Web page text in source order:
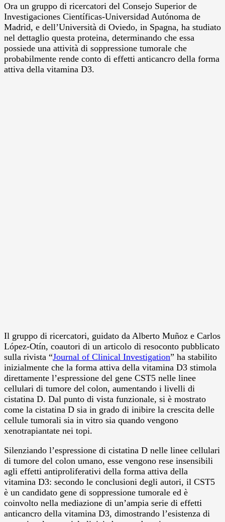
Ora un gruppo di ricercatori del Consejo Superior de
Investigaciones Científicas-Universidad Autónoma de
Madrid, e dell’Università di Oviedo, in Spagna, ha studiato
nel dettaglio questa proteina, determinando che essa
possiede una attività di soppressione tumorale che
probabilmente rende conto di effetti anticancro della forma
attiva della vitamina D3.
Il gruppo di ricercatori, guidato da Alberto Muñoz e Carlos
López-Otín, coautori di un articolo di resoconto pubblicato
sulla rivista “Journal of Clinical Investigation” ha stabilito
inizialmente che la forma attiva della vitamina D3 stimola
direttamente l’espressione del gene CST5 nelle linee
cellulari di tumore del colon, aumentando i livelli di
cistatina D. Dal punto di vista funzionale, si è mostrato
come la cistatina D sia in grado di inibire la crescita delle
cellule tumorali sia in vitro sia quando vengono
xenotrapiantate nei topi.
Silenziando l’espressione di cistatina D nelle linee cellulari
di tumore del colon umano, esse vengono rese insensibili
agli effetti antiproliferativi della forma attiva della
vitamina D3: secondo le conclusioni degli autori, il CST5
è un candidato gene di soppressione tumorale ed è
coinvolto nella mediazione di un’ampia serie di effetti
anticancro della vitamina D3, dimostrando l’esistenza di